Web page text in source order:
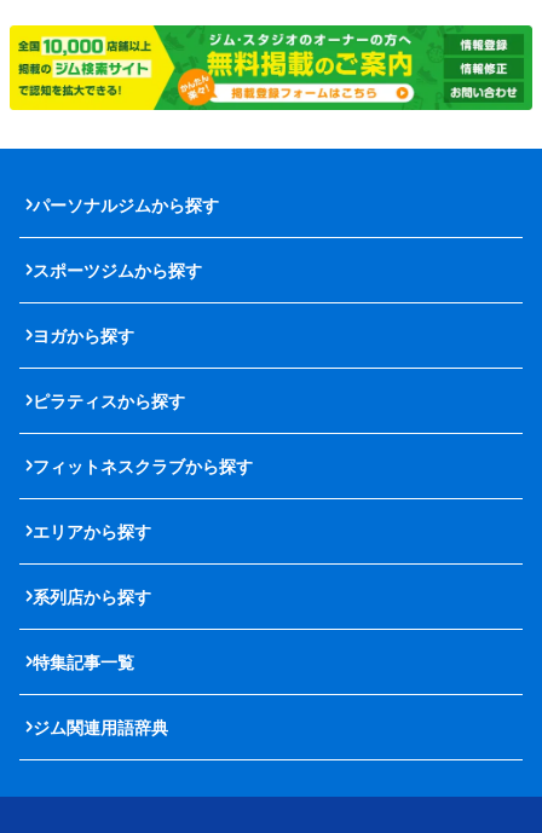
パーソナルジムから探す
スポーツジムから探す
ヨガから探す
ピラティスから探す
フィットネスクラブから探す
エリアから探す
系列店から探す
特集記事一覧
ジム関連用語辞典